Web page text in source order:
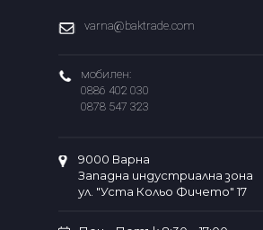
varna@baktrade.com
мобилен:
0886 402 030
0878 547 323
9000 Варна
Западна индустриална зона
ул. "Уста Кольо Фичето" 17